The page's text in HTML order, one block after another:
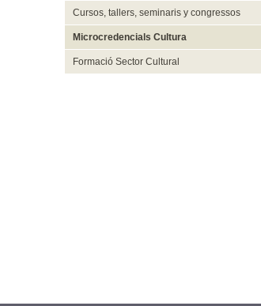
Cursos, tallers, seminaris y congressos
Microcredencials Cultura
Formació Sector Cultural